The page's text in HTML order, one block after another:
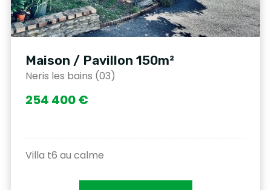
Maison / Pavillon 150m²
Neris les bains (03)
254 400 €
Villa t6 au calme